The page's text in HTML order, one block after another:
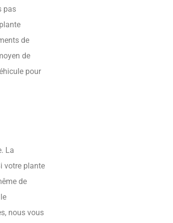
pas
de
de
pour
La
votre plante
de
nous vous